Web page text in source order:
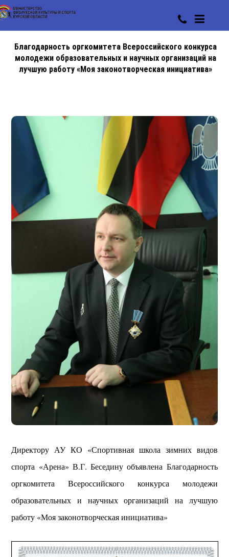
Благодарность оргкомитета Всероссийского конкурса
молодежи образовательных и научных организаций на
лучшую работу «Моя законотворческая инициатива»
Директору АУ КО «Спортивная школа зимних видов
спорта «Арена» В.Г. Беседину объявлена Благодарность
оргкомитета Всероссийского конкурса молодежи
образовательных и научных организаций на лучшую
работу «Моя законотворческая инициатива»